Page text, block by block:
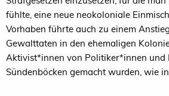
fühlte, eine neue neokoloniale
Vorhaben führte auch zu einem
Gewalttaten in den ehemaligen
Aktivist*innen von Politiker*innen und
Sündenböcken gemacht wurden, wie